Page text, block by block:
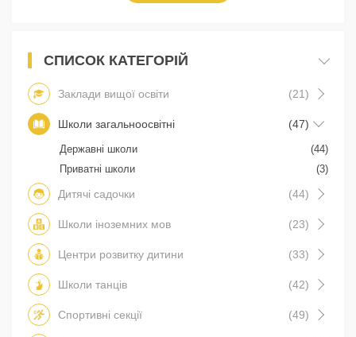
СПИСОК КАТЕГОРІЙ
Заклади вищої освіти (21)
Школи загальноосвітні (47)
Державні школи
(44)
Приватні школи
(3)
Дитячі садочки (44)
Школи іноземних мов (23)
Центри розвитку дитини (33)
Школи танців (42)
Спортивні секції (49)